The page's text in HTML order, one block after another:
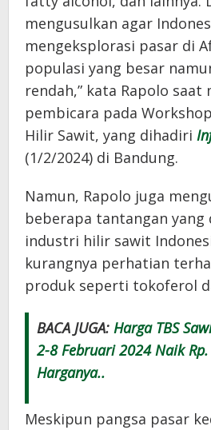
mengusulkan agar
mengeksplorasi pasar di
populasi yang besar
rendah,” kata Rapolo saat
pembicara pada
Hilir Sawit, yang dihadiri
(1/2/2024) di Bandung.
Namun, Rapolo juga
beberapa tantangan yang
industri hilir sawit
kurangnya perhatian
produk seperti tokoferol
BACA JUGA: Harga TBS
2-8 Februari 2024 Naik Rp.
Harganya..
Meskipun pangsa pasar